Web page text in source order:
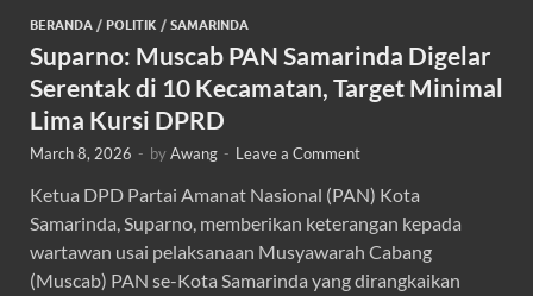
BERANDA / POLITIK / SAMARINDA
Suparno: Muscab PAN Samarinda Digelar
Serentak di 10 Kecamatan, Target Minimal
Lima Kursi DPRD
March 8, 2026 - byAwang - Leave a Comment
Ketua DPD Partai Amanat Nasional (PAN) Kota
Samarinda, Suparno, memberikan keterangan kepada
wartawan usai pelaksanaan Musyawarah Cabang
(Muscab) PAN se-Kota Samarinda yang dirangkaikan